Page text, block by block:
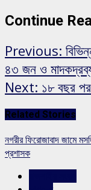
Continue
Previous:
৪৩ জন ও
Next: ১৮ বছর
Related Stories
নগরীর ফিরোজাবাদ জামে
প্রশাসক